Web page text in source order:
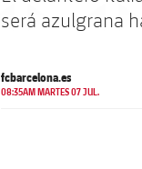
será azulgrana
fcbarcelona.es
08:35AM MARTES 07 JUL.